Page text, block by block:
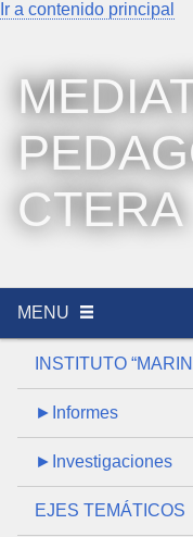
Ir a contenido principal
CTERA
MENU
INSTITUTO
►Informes
►Investigaciones
EJES TEMÁTICOS